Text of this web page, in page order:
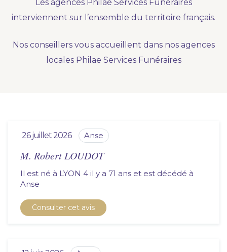
Nous vous accompagnons.
Nos produits en marbrerie
Les agences Philae Services Funéraires
interviennent sur l’ensemble du territoire français.
Nos conseillers vous accueillent dans nos agences
locales Philae Services Funéraires
26 juillet 2026 anse
M. Robert LOUDOT
Il est né à LYON 4 il y a 71 ans et est décédé à
anse
Consulter cet avis